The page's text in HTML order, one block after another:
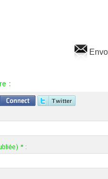
:
* :